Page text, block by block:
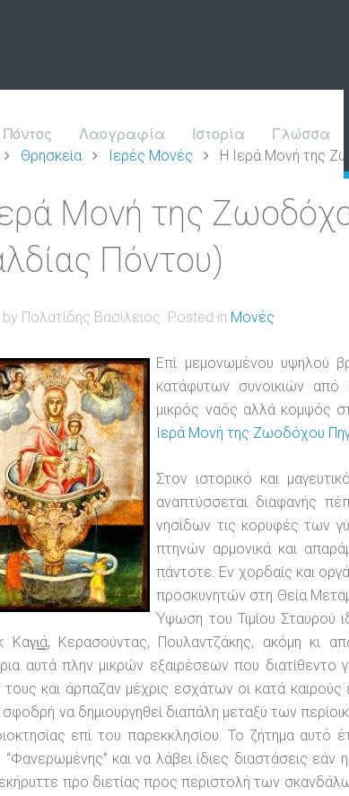
Πόντος Λαογραφία Ιστορία Γλώσσα
Θρησκεία Ιερές Μονές Η Ιερά Μονή της
Μονή της
Πόντου)
Πολατίδης Βασίλειος. Posted in Μονές
Επί μεμονωμένου υψηλού
κατάφυτων συνοικιών
μικρός ναός αλλά κομψός
Ιερά Μονή της Ζωοδόχου
Στον ιστορικό και
αναπτύσσεται διαφανής
νησίδων τις κορυφές των
πτηνών αρμονικά και
πάντοτε. Εν χορδαίς και
προσκυνητών στη Θεία
Ύψωση του Τιμίου Σταυρού
Καγ͜ι͜ά, Κερασούντας, Πουλαντζάκης, ακόμη
αυτά πλην μικρών εξαιρέσεων που
τους και άρπαζαν μέχρις εσχάτων οι κατά
σφοδρή να δημιουργηθεί διαπάλη μεταξύ των
επί του παρεκκλησίου. Το ζήτημα αυτό
“Φανερωμένης” και να λάβει ίδιες διαστάσεις
προ διετίας προς περιστολή των